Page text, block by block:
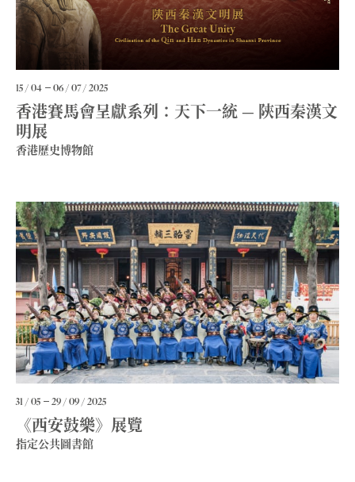
15 / 04 06 / 07 / 2025
香港賽馬會呈獻系列：天下一統 — 陝西秦漢文
明展
香港歷史博物館
31 / 05 29 / 09 / 2025
《西安鼓樂》展覽
指定公共圖書館